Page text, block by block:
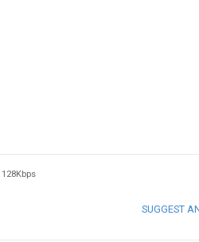
128Kbps
SUGGEST